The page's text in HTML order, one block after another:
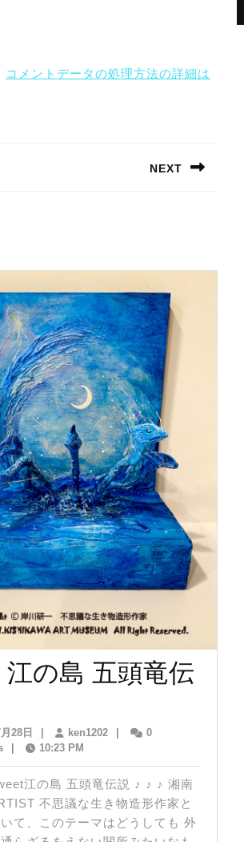
コメントデータの処理方法の詳細は
NEXT
江の島 五頭竜伝
28日
2021
年
月
28
日
ken1202ken12020
10:23 PM
江の島 五頭竜伝説 ♪ ♪ ♪ 湘南
不思議な生き物造形作家と
て、このテーマはどうしても 外